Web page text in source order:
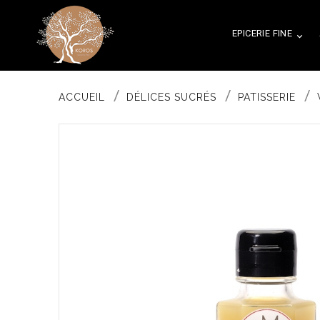

EPICERIE FINE
ACCUEIL DÉLICES SUCRÉS PATISSERIE